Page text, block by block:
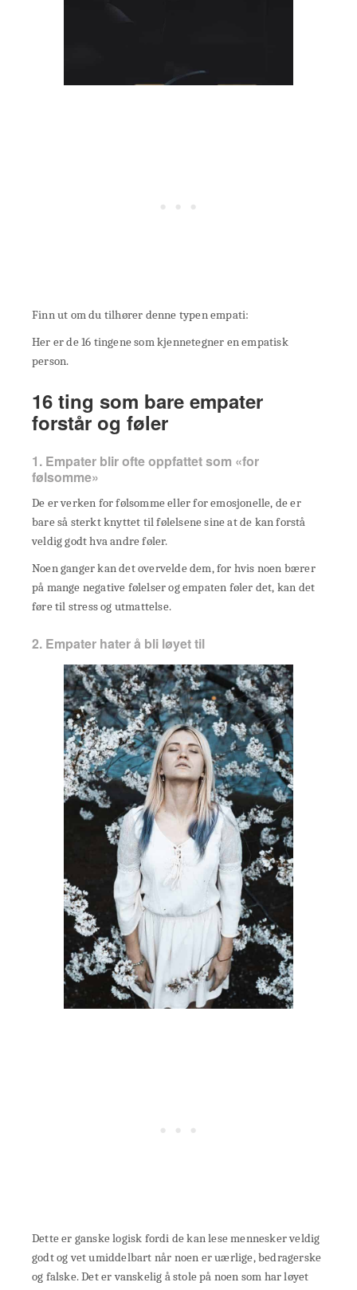
Finn ut om du tilhører denne typen empati:
Her er de 16 tingene som kjennetegner en empatisk
person.
16 ting som bare empater
forstår og føler
1. Empater blir ofte oppfattet som «for
følsomme»
De er verken for følsomme eller for emosjonelle, de er
bare så sterkt knyttet til følelsene sine at de kan forstå
veldig godt hva andre føler.
Noen ganger kan det overvelde dem, for hvis noen bærer
på mange negative følelser og empaten føler det, kan det
føre til stress og utmattelse.
2. Empater hater å bli løyet til
Dette er ganske logisk fordi de kan lese mennesker veldig
godt og vet umiddelbart når noen er uærlige, bedragerske
og falske. Det er vanskelig å stole på noen som har løyet